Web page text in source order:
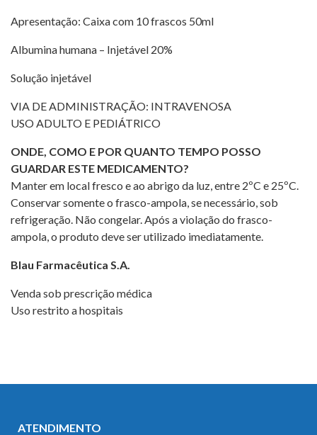
Apresentação: Caixa com 10 frascos 50ml
Albumina humana – Injetável 20%
Solução injetável
VIA DE ADMINISTRAÇÃO: INTRAVENOSA
USO ADULTO E PEDIÁTRICO
ONDE, COMO E POR QUANTO TEMPO POSSO
GUARDAR ESTE MEDICAMENTO?
Manter em local fresco e ao abrigo da luz, entre 2ºC e 25ºC.
Conservar somente o frasco-ampola, se necessário, sob
refrigeração. Não congelar. Após a violação do frasco-
ampola, o produto deve ser utilizado imediatamente.
Blau Farmacêutica S.A.
Venda sob prescrição médica
Uso restrito a hospitais
ATENDIMENTO